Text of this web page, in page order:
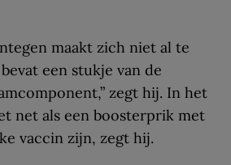
maakt zich niet al te
een stukje van de
zegt hij. In het
net als een boosterprik met
vaccin zijn, zegt hij.